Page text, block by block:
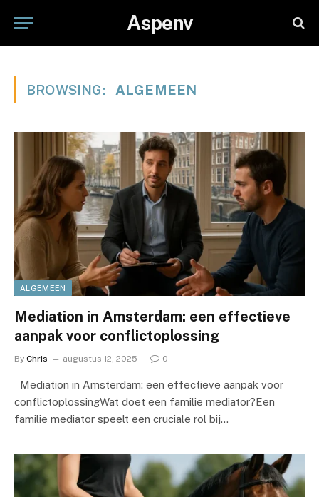
Aspenv
BROWSING: ALGEMEEN
ALGEMEEN
Mediation in Amsterdam: een effectieve
aanpak voor conflictoplossing
By Chris augustus 12, 2025 0
Mediation in Amsterdam: een effectieve aanpak voor
conflictoplossingWat doet een familie mediator?Een
familie mediator speelt een cruciale rol bij…